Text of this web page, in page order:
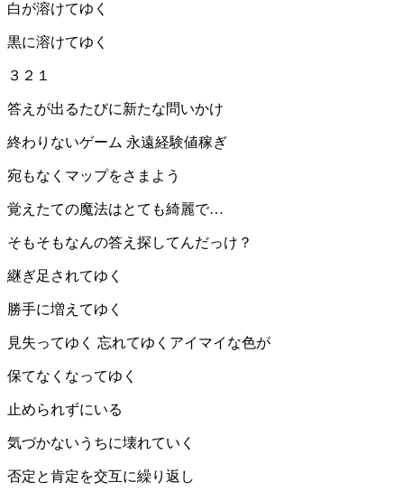
白が溶けてゆく
黒に溶けてゆく
３２１
答えが出るたびに新たな問いかけ
終わりないゲーム 永遠経験値稼ぎ
宛もなくマップをさまよう
覚えたての魔法はとても綺麗で…
そもそもなんの答え探してんだっけ？
継ぎ足されてゆく
勝手に増えてゆく
見失ってゆく 忘れてゆくアイマイな色が
保てなくなってゆく
止められずにいる
気づかないうちに壊れていく
否定と肯定を交互に繰り返し